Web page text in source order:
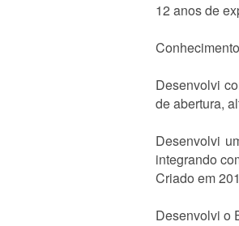
12 anos de
Desenvolvi
de abertura,
Desenvolvi
integrando
Criado em
Desenvolvi o